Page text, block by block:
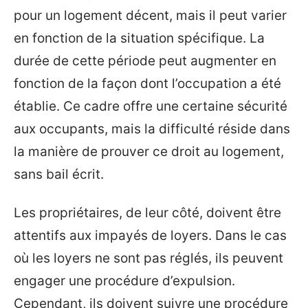
pour un logement décent, mais il peut varier
en fonction de la situation spécifique. La
durée de cette période peut augmenter en
fonction de la façon dont l’occupation a été
établie. Ce cadre offre une certaine sécurité
aux occupants, mais la difficulté réside dans
la manière de prouver ce droit au logement,
sans bail écrit.
Les propriétaires, de leur côté, doivent être
attentifs aux impayés de loyers. Dans le cas
où les loyers ne sont pas réglés, ils peuvent
engager une procédure d’expulsion.
Cependant, ils doivent suivre une procédure